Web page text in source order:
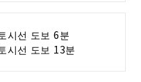
시선 도보 6분
시선 도보 13분